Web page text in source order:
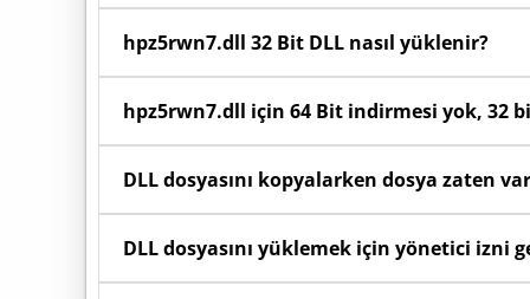
menüden "Buraya Ayıkla" (Extract Here)
hpz5rwn7.dll 32 Bit DLL nasıl yüklenir?
klasörüne yükleyiniz.
hpz5rwn7.dll için 64 Bit indirmesi yok, 32 bit
DLL’leri sorunsuz çalıştırır. 64 bit Windows
çözüm, yazılımın 32 bit versiyonunu indirip
DLL dosyasını kopyalarken dosya zaten
güvenle "Hedefteki Dosyayı Değiştir"
dosyasını yenilemiş olursunuz.
DLL dosyasını yüklemek için yönetici izni